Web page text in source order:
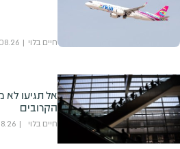
חיים בלוי
אל תגיעו לא
הקרובים
חיים בלוי